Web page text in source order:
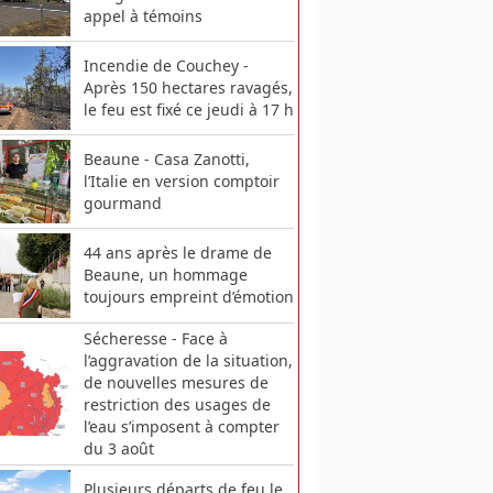
appel à témoins
Incendie de Couchey -
Après 150 hectares ravagés,
le feu est fixé ce jeudi à 17 h
Beaune - Casa Zanotti,
l’Italie en version comptoir
gourmand
44 ans après le drame de
Beaune, un hommage
toujours empreint d’émotion
Sécheresse - Face à
l’aggravation de la situation,
de nouvelles mesures de
restriction des usages de
l’eau s’imposent à compter
du 3 août
Plusieurs départs de feu le